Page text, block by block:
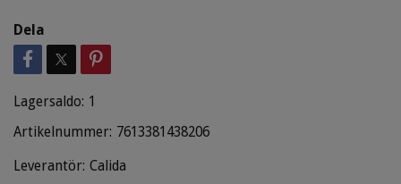
Dela
Lagersaldo: 1
Artikelnummer: 7613381438206
Leverantör: Calida